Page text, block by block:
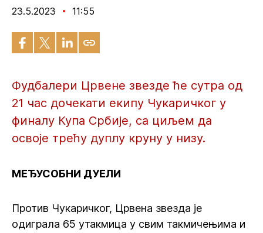
23.5.2023 11:55
Фудбалери Црвене звезде ће сутра од
21 час дочекати екипу Чукаричког у
финалу Купа Србије, са циљем да
освоје трећу дуплу круну у низу.
МЕЂУСОБНИ ДУЕЛИ
Против Чукаричког, Црвена звезда је
одиграла 65 утакмица у свим такмичењима и